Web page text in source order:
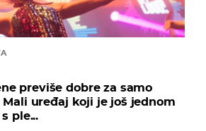
previše dobre za samo
Mali uređaj koji je još jednom
ple...